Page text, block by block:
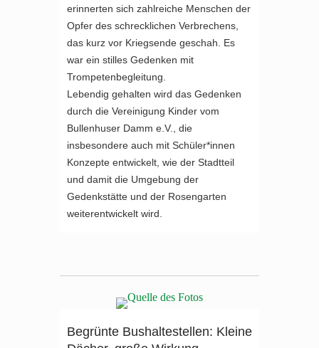
erinnerten sich zahlreiche Menschen der
Opfer des schrecklichen Verbrechens,
das kurz vor Kriegsende geschah. Es
war ein stilles Gedenken mit
Trompetenbegleitung.
Lebendig gehalten wird das Gedenken
durch die Vereinigung Kinder vom
Bullenhuser Damm e.V., die
insbesondere auch mit Schüler*innen
Konzepte entwickelt, wie der Stadtteil
und damit die Umgebung der
Gedenkstätte und der Rosengarten
weiterentwickelt wird.
Begrünte Bushaltestellen: Kleine